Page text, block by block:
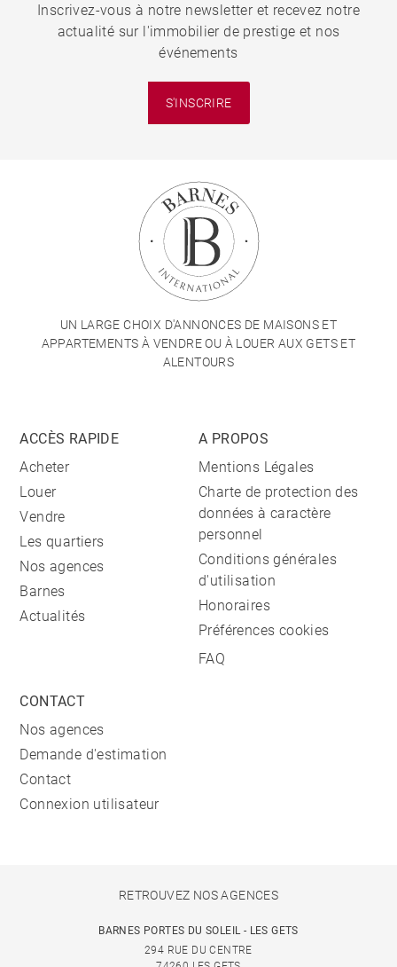
Inscrivez-vous à notre newsletter et recevez notre
actualité sur l'immobilier de prestige et nos
événements
S'INSCRIRE
UN LARGE CHOIX D'ANNONCES DE MAISONS ET
APPARTEMENTS À VENDRE OU À LOUER AUX GETS ET
ALENTOURS
ACCÈS RAPIDE
Acheter
Louer
Vendre
Les quartiers
Nos agences
Barnes
Actualités
A PROPOS
Mentions Légales
Charte de protection des
données à caractère
personnel
Conditions générales
d'utilisation
Honoraires
Préférences cookies
FAQ
CONTACT
Nos agences
Demande d'estimation
Contact
Connexion utilisateur
RETROUVEZ NOS AGENCES
BARNES PORTES DU SOLEIL - LES GETS
294 RUE DU CENTRE